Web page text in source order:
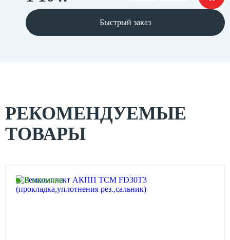
Быстрый заказ
РЕКОМЕНДУЕМЫЕ
ТОВАРЫ
В наличии